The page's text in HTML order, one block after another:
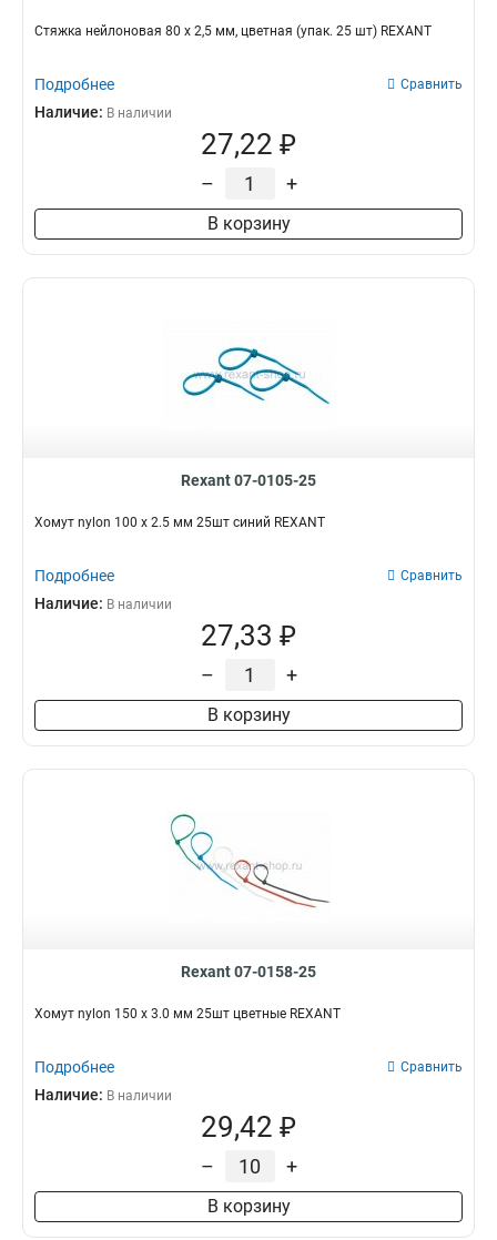
Стяжкa нeйлонoвая 80 x 2,5 мм, цветная (упак. 25 шт) REXANT
Подробнее Сравнить
Наличие: В наличии
27,22 ₽
– +
В корзину
Rexant 07-0105-25
Хомут nylon 100 х 2.5 мм 25шт синий REXANT
Подробнее Сравнить
Наличие: В наличии
27,33 ₽
– +
В корзину
Rexant 07-0158-25
Хомут nylon 150 х 3.0 мм 25шт цветные REXANT
Подробнее Сравнить
Наличие: В наличии
29,42 ₽
– +
В корзину